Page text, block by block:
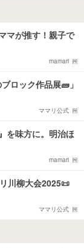
マが推す！親子で
mamari
ロック作品展🧱」
ママリ公式
を味方に。明治ほ
mamari
川柳大会2025📜
ママリ公式